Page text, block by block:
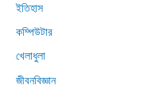
ইতিহাস
কম্পিউটার
খেলাধুলা
জীবনবিজ্ঞান